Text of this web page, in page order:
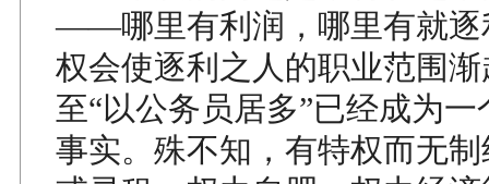
——哪里有利润，哪里有就逐
权会使逐利之人的职业范围
至“以公务员居多”已经成为
事实。殊不知，有特权而无